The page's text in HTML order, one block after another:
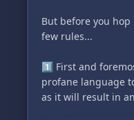
#Sodaland
But before you
few rules...
1️⃣ First and
profane language
as it will result in